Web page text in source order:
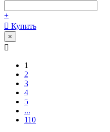
+
Купить
×
1
2
3
4
5
...
110